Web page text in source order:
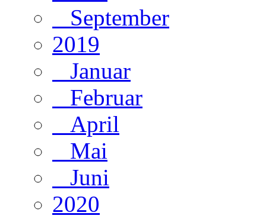
September
2019
Januar
Februar
April
Mai
Juni
2020